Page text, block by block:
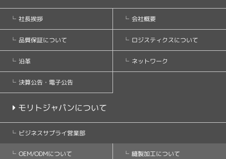
社長挨拶 会社概要
品質保証について ロジスティクスについて
沿革 ネットワーク
決算公告・電子公告
モリトジャパンについて
ビジネスサプライ営業部
OEM/ODMについて 縫製加工について